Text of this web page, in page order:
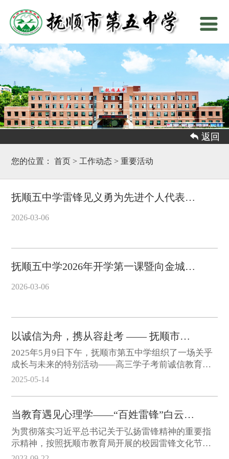
 返回
您的位置： 首页 >工作动态 >重要活动
抚顺五中学雷锋见义勇为先进个人代表发言
2026-03-06
抚顺五中学2026年开学第一课暨向金城龙同志学习 英雄永不谢幕
2026-03-06
以诚信为舟，携从容赴考 —— 抚顺市第五中学高三考前教育活动纪实
2025年5月9日下午，抚顺市第五中学组织了一场关乎
成长与未来的特别活动——高三学子考前诚信教育与
心理疏导。这次会议为即将奔赴高考战场的学子们点
2025-05-14
当教育遇见心理学——“百姓雷锋”白云阁到抚顺五中专题宣讲侧记
为贯彻落实习近平总书记关于弘扬雷锋精神的重要指
示精神，按照抚顺市教育局开展的校园雷锋文化节活
动要求，2023年9月19日下午，我校有幸邀请到中科院